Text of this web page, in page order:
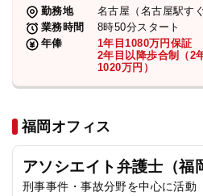
勤務地
名古屋（名古屋駅すぐ
業務時間
8時50分スタート
年俸
1年目1080万円保証
2年目以降歩合制（2
1020万円）
福岡オフィス
アソシエイト弁護士（福
刑事事件・事故分野を中心に活動